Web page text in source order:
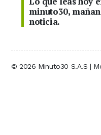
minuto30,
noticia.
© 2026 Minuto30 S.A.S |